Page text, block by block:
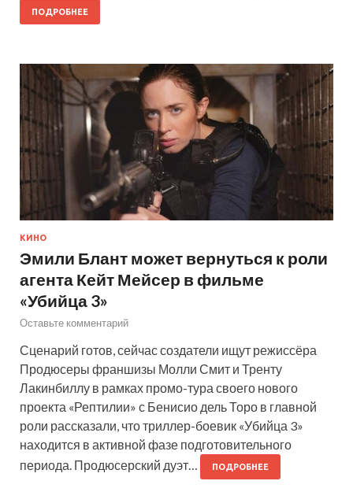
ПОДРОБНЕЕ
КИНО
Эмили Блант может вернуться к роли
агента Кейт Мейсер в фильме
«Убийца 3»
Оставьте комментарий
Сценарий готов, сейчас создатели ищут режиссёра
Продюсеры франшизы Молли Смит и Тренту
Лакинбиллу в рамках промо-тура своего нового
проекта «Рептилии» с Бенисио дель Торо в главной
роли рассказали, что триллер-боевик «Убийца 3»
находится в активной фазе подготовительного
периода. Продюсерский дуэт…
ПОДРОБНЕЕ